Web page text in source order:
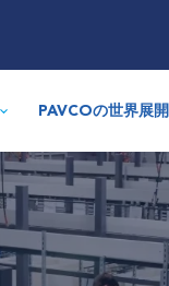
PAVCOの世界展開